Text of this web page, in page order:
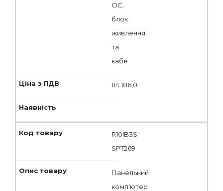
ОС,
блок
живлення
та
кабе
114 186,0
R10IB3S-
SPT269
Панельний
комп'ютер